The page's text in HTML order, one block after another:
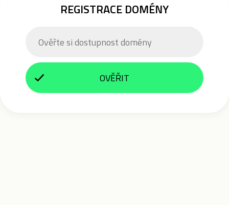
REGISTRACE DOMÉNY
OVĚŘIT